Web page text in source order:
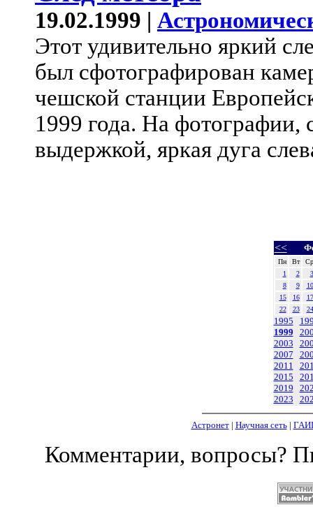
19.02.1999 |
Этот удивительно яркий
был сфотографирован
чешской станции
1999 года. На фотографии,
выдержкой, яркая дуга
<<
Пн Вт
Ср
1
2
3
8
9
10
15
16
17
22
23 24
1995
1999
2003
2007
2011
2015
2019
2023
Астронет| Научная сеть|
Комментарии, вопросы?